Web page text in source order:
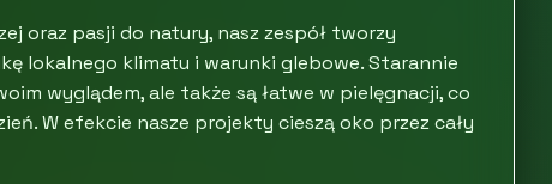
oraz pasji do natury, nasz zespół tworzy
lokalnego klimatu i warunki glebowe. Starannie
wyglądem, ale także są łatwe w pielęgnacji, co
W efekcie nasze projekty cieszą oko przez cały